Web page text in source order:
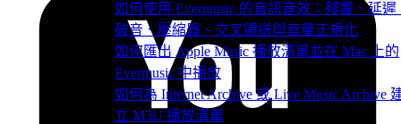
如何使用 Evermusic 的音訊音效：殘響、延遲
破音、壓縮器、交叉饋送與音量正規化
如何匯出 Apple Music 播放清單並在 Mac 上的
Evermusic 中播放
如何為 Internet Archive 或 Live Music Archive
立 M3U 播放清單